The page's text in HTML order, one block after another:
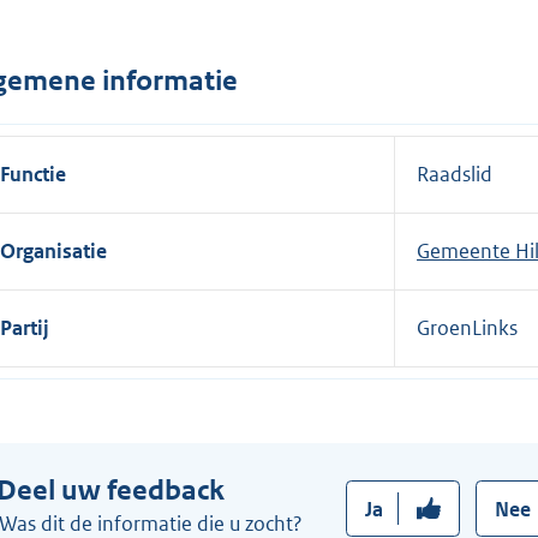
n
:
informatie
Functie Raadslid
Organisatie Gemeente
Partij GroenLinks
uw feedback
Was dit de informatie die u zocht?
Ja Nee